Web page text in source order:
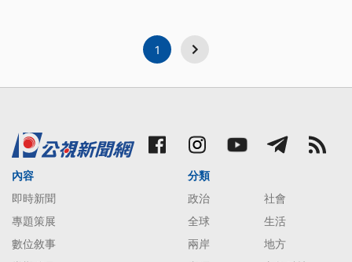
1
內容
即時新聞
專題策展
數位敘事
分類
政治
社會
全球
生活
兩岸
地方